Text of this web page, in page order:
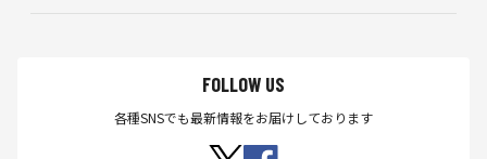
FOLLOW US
各種SNSでも最新情報をお届けしております